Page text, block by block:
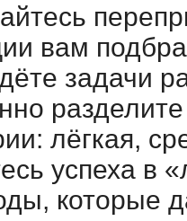
вам
задачи
лёгкая,
успеха в
которые